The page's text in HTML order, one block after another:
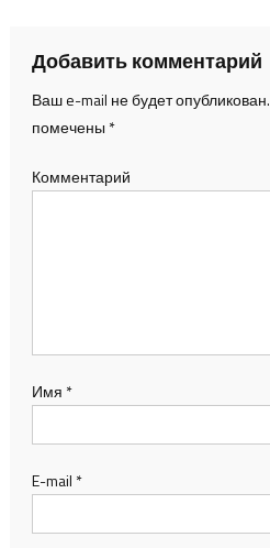
Добавить комментарий
Ваш e-mail не будет опубликован.
помечены *
Комментарий
Имя *
E-mail *